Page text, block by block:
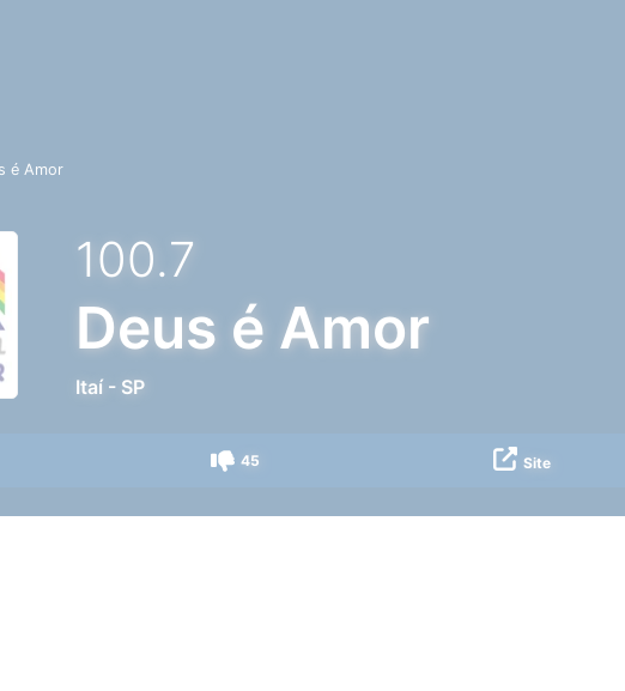
é Amor
100.7
Deus é Amor
Itaí - SP
45 Site